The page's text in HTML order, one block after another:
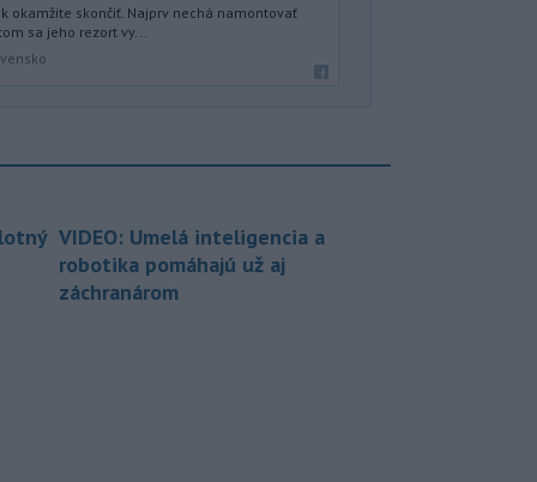
okamžite skončiť. Najprv nechá namontovať
sa jeho rezort vy...
VIDEO: Umelá inteligencia a
robotika pomáhajú už aj
záchranárom